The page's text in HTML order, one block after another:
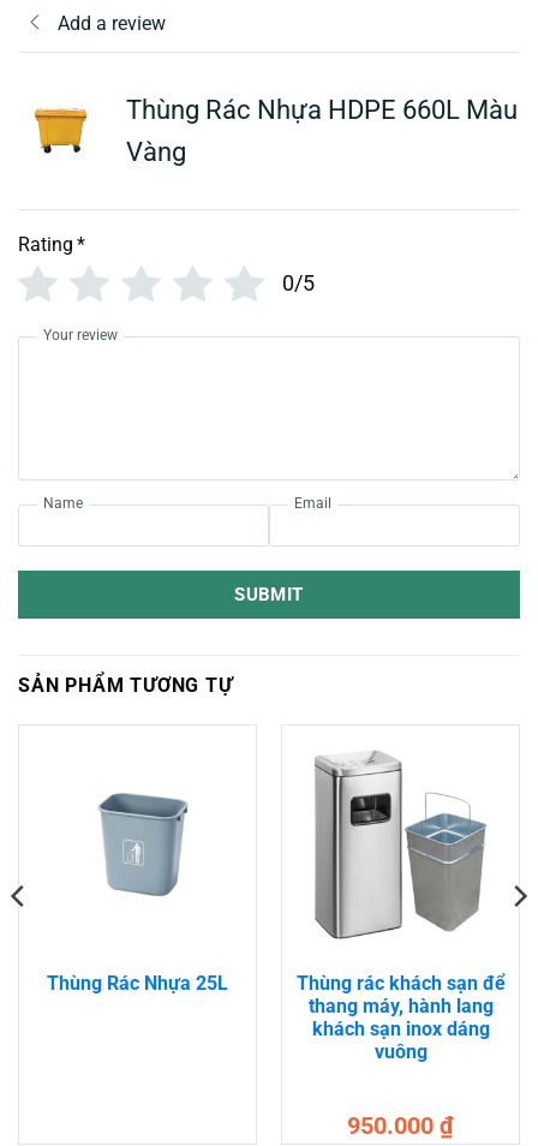
Add a review
Thùng Rác Nhựa HDPE 660L Màu
Vàng
Rating *
0/5
Your review
Name Email
SUBMIT
SẢN PHẨM TƯƠNG TỰ
Thùng Rác Nhựa 25L
Thùng rác khách sạn để
thang máy, hành lang
khách sạn inox dáng
vuông
950.000 ₫